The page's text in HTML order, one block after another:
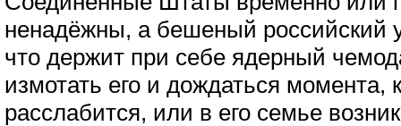
ненадёжны, а бешеный российский
что держит при себе ядерный
измотать его и дождаться момента,
расслабится, или в его семье